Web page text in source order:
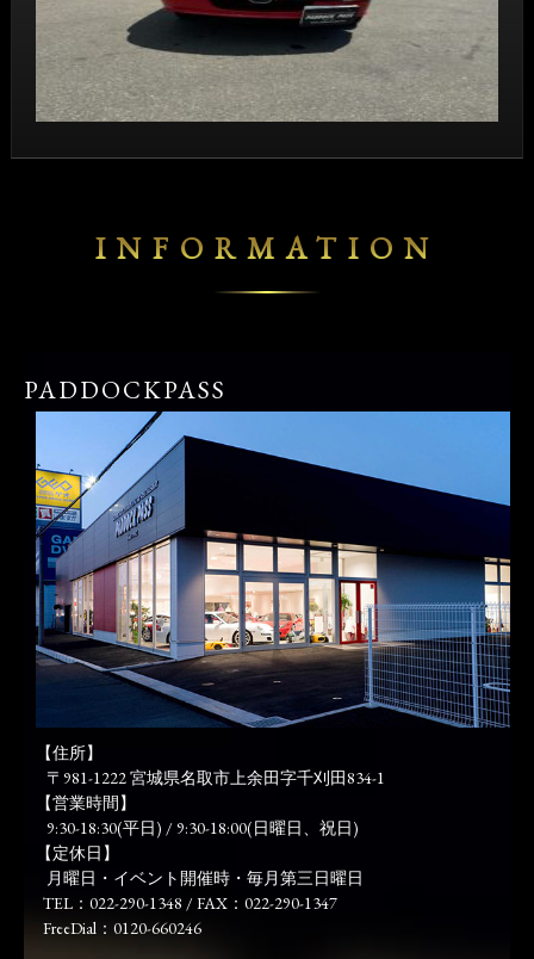
INFORMATION
PADDOCKPASS
【住所】
〒981-1222 宮城県名取市上余田字千刈田834-1
【営業時間】
9:30-18:30(平日) / 9:30-18:00(日曜日、祝日)
【定休日】
月曜日・イベント開催時・毎月第三日曜日
TEL：022-290-1348 / FAX：022-290-1347
FreeDial：0120-660246